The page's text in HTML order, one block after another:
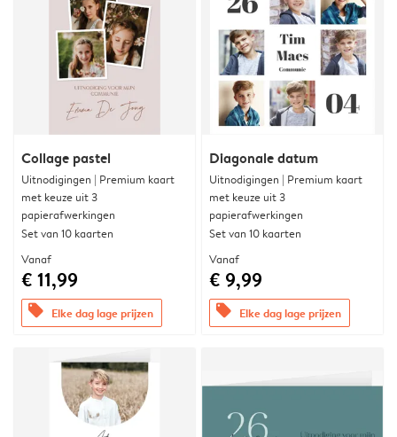
Collage pastel
Uitnodigingen | Premium kaart
met keuze uit 3
papierafwerkingen
Set van 10 kaarten
Vanaf
€ 11,99
offers Elke dag lage prijzen
Diagonale datum
Uitnodigingen | Premium kaart
met keuze uit 3
papierafwerkingen
Set van 10 kaarten
Vanaf
€ 9,99
offers Elke dag lage prijzen